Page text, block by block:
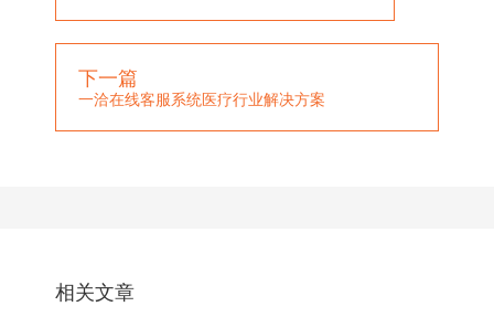
下一篇
一洽在线客服系统医疗行业解决方案
相关文章